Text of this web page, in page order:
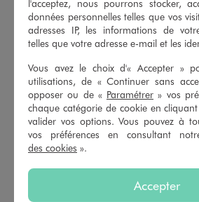
Basé sur
contrôle
Voir tous les avis sur ce site
5étoiles
20
4étoiles
5
3étoiles
0
2étoiles
étoile 1
Trier les avis
du
l'acceptez, nous pourrons stocker,
données personnelles telles que vos
adresses IP, les informations de
telles que votre adresse e-mail et les
Vous avez le choix d'« Accepter »
utilisations, de « Continuer sans
opposer ou de « Paramétrer » vos
chaque catégorie de cookie en
valider vos options. Vous pouvez à
vos préférences en consultant
des cookies ».
Accepter